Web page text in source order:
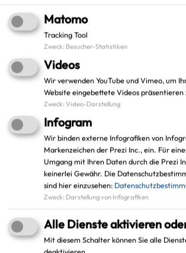
+
−
Matomo
Tracking Tool
Zweck: Besucher-Statistiken
Videos
Wir verwenden YouTube und Vimeo, um
Website eingebettete Videos präsentieren
Zweck: Video-Darstellung
Infogram
Wir binden externe Infografiken von
Markenzeichen der Prezi Inc., ein. Für
Umgang mit Ihren Daten durch die Prezi
keinerlei Gewähr. Die
sind hier einzusehen:
Zweck: Darstellung von Infografiken
Alle Dienste aktivieren
Mit diesem Schalter können Sie alle